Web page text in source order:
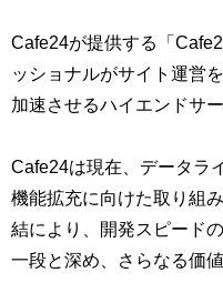
Cafe24が提供する「
ッショナルがサイト運営
加速させるハイエンドサー
Cafe24は現在、データラ
機能拡充に向けた取り組
結により、開発スピード
一段と深め、さらなる価